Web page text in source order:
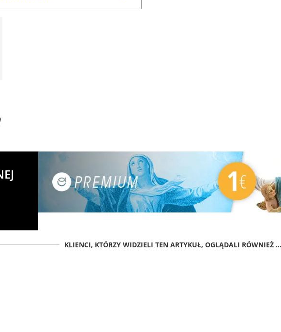
KLIENCI, KTÓRZY WIDZIELI TEN ARTYKUŁ, OGLĄDALI RÓWNIEŻ ...